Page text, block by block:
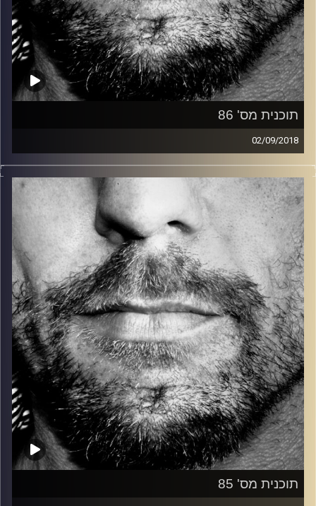
תוכנית מס' 86
02/09/2018
זיפים, מוזיקה מחוספסת של הופעות חיות. הרבה ג'אם, רוק,
בלוז, bluegrass, ג'אז, Fאנק, פרוגרסיב ואפילו אלקטרוניקה.
כל מה שחי, אמיתי ונושם.
עם שמוליק רגב.
קרדיט תמונות: David Goehring
תוכנית מס' 85